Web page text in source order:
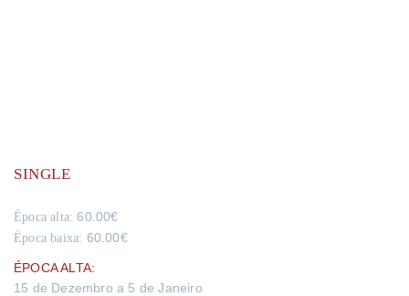
SINGLE
Época alta: 60.00€
Época baixa: 60.00€
ÉPOCA ALTA:
15 de Dezembro a 5 de Janeiro